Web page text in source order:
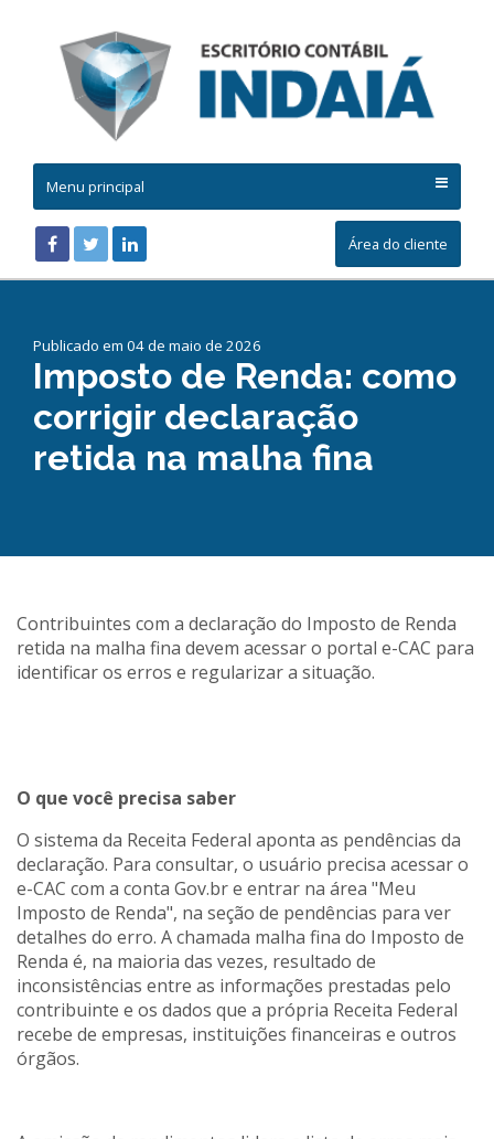
Menu principal
Área do cliente
Publicado em 04 de maio de 2026
Imposto de Renda: como
corrigir declaração
retida na malha fina
Contribuintes com a declaração do Imposto de Renda
retida na malha fina devem acessar o portal e-CAC para
identificar os erros e regularizar a situação.
O que você precisa saber
O sistema da Receita Federal aponta as pendências da
declaração. Para consultar, o usuário precisa acessar o
e-CAC com a conta Gov.br e entrar na área "Meu
Imposto de Renda", na seção de pendências para ver
detalhes do erro. A chamada malha fina do Imposto de
Renda é, na maioria das vezes, resultado de
inconsistências entre as informações prestadas pelo
contribuinte e os dados que a própria Receita Federal
recebe de empresas, instituições financeiras e outros
órgãos.